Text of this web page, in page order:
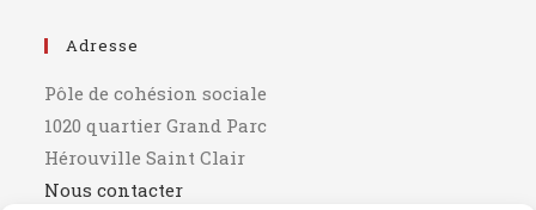
Adresse
Pôle de cohésion sociale
1020 quartier Grand Parc
Hérouville Saint Clair
Nous contacter